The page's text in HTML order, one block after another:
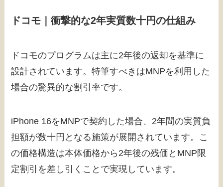
ドコモ｜衝撃的な2年実質数十円の仕組み
ドコモのプログラムは主に2年後の返却を基準に
設計されています。特筆すべきはMNPを利用した
場合の驚異的な割引率です。
iPhone 16をMNPで契約した場合、2年間の実質負
担額が数十円となる施策が展開されています。こ
の価格構造は本体価格から2年後の残価とMNP限
定割引を差し引くことで実現しています。